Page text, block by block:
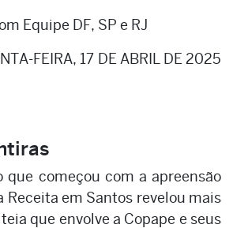
Equipe DF, SP e RJ
FEIRA, 17 DE ABRIL DE 2025
que começou com a apreensão
Receita em Santos revelou mais
que envolve a Copape e seus